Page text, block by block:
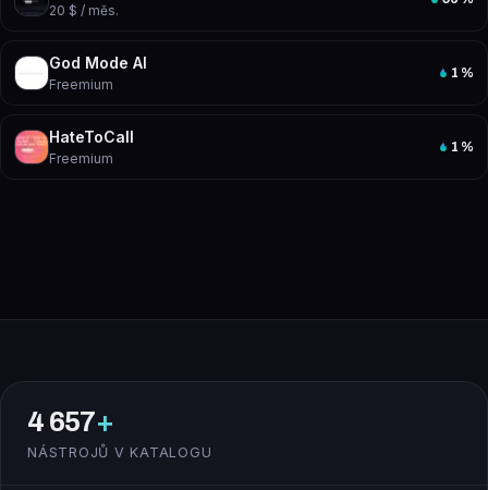
20 $ / měs.
God Mode AI
Freemium
1 %
HateToCall
Freemium
1 %
4 657+
NÁSTROJŮ V KATALOGU